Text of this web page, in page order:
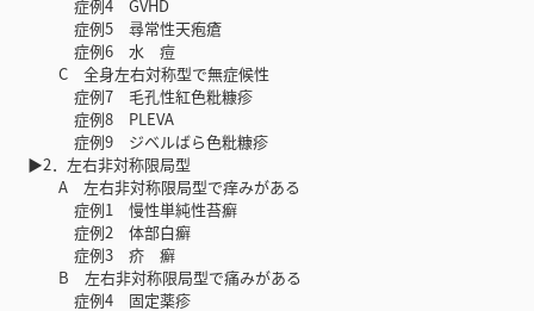
症例4 GVHD
症例5 尋常性天疱瘡
症例6 水 痘
C 全身左右対称型で無症候性
症例7 毛孔性紅色粃糠疹
症例8 PLEVA
症例9 ジベルばら色粃糠疹
▶2．左右非対称限局型
A 左右非対称限局型で痒みがある
症例1 慢性単純性苔癬
症例2 体部白癬
症例3 疥 癬
B 左右非対称限局型で痛みがある
症例4 固定薬疹